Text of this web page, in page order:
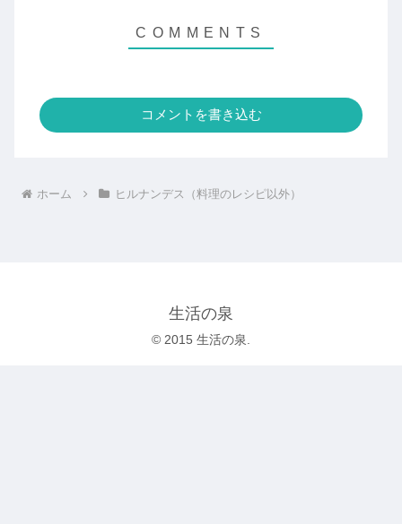
コメントを書き込む
ホーム ヒルナンデス（料理のレシピ以外）
生活の泉
© 2015 生活の泉.